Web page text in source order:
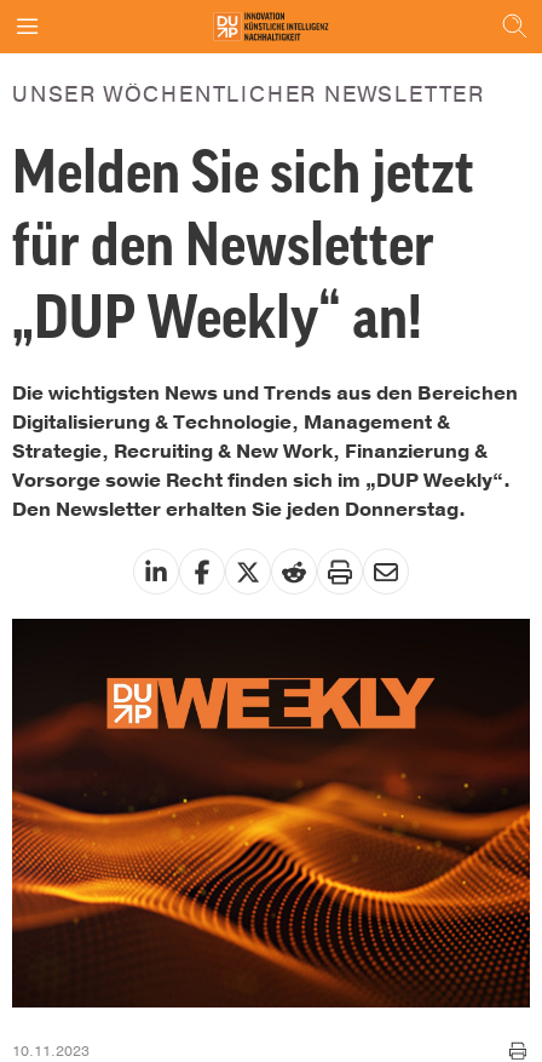
UNSER WÖCHENTLICHER NEWSLETTER
Melden Sie sich jetzt
für den Newsletter
„DUP Weekly“ an!
Die wichtigsten News und Trends aus den Be­reichen
Digitalisierung & Technologie, Management &
Strategie, Recruiting & New Work, Finanzierung &
Vorsorge sowie Recht finden sich im „DUP Weekly“.
Den Newsletter erhalten Sie jeden Donnerstag.
10.11.2023